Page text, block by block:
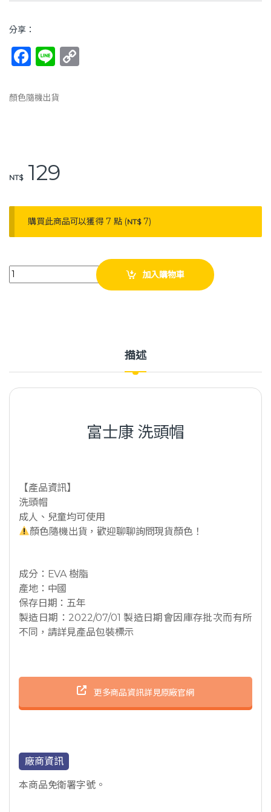
分享：
F
c
o
Li
e
顏色隨機出貨
NT$129
購買此商品可以獲得 7 點 (NT$7)
富士康 洗頭帽（顏色隨機）防水帽 洗髮帽 quantity
加入購物車
描述
富士康 洗頭帽
【產品資訊】
洗頭帽
成人、兒童均可使用
顏色隨機出貨，歡迎聊聊詢問現貨顏色！
成分：EVA 樹脂
產地：中國
保存日期：五年
製造日期：2022/07/01 製造日期會因庫存批次而有所
不同，請詳見產品包裝標示
更多商品資訊詳見原廠官網
廠商資訊
本商品免衛署字號。